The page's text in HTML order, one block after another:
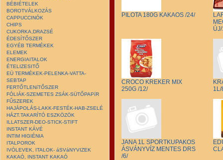
BÉBIÉTELEK
BOROTVÁLKOZÁS
CAPPUCCINÓK
CHIPS
CUKORKA,DRAZSÉ
ÉDESÍTŐSZER
EGYÉB TERMÉKEK
ELEMEK
ENERGIAITALOK
ÉTELIZESITŐ
EÜ TERMÉKEK-PELENKA-VATTA-
SEBTAP
FERTŐTLENíTŐSZER
FÓLIÁK-SZEMETES ZSÁK-SÜTŐPAPíR
FŰSZEREK
HAJÁPOLÁS-LAKK-FESTÉK-HAB-ZSELÉ
HÁZT.TAKARÍTÓ ESZKÖZÖK
ILLATSZER-DEO-STICK-STIFT
INSTANT KÁVÉ
INTIM HIGIÉNIA
ITALPOROK
IVÓLEVEK, ITALOK- áSVáNYVIZEK
KAKAÓ, INSTANT KAKAÓ
PILOTA 180G KAKAOS /24/
CROCO KREKER MIX
250G /12/
1L/
JANA 1L SPORTKUPAKOS
ÁSVÁNYVÍZ MENTES DRS
/6/